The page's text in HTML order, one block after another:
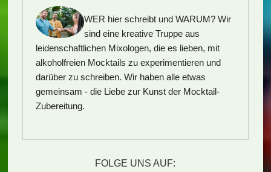
WER hier schreibt und WARUM? Wir
sind eine kreative Truppe aus
leidenschaftlichen Mixologen, die es lieben, mit
alkoholfreien Mocktails zu experimentieren und
darüber zu schreiben. Wir haben alle etwas
gemeinsam - die Liebe zur Kunst der Mocktail-
Zubereitung.
FOLGE UNS AUF: